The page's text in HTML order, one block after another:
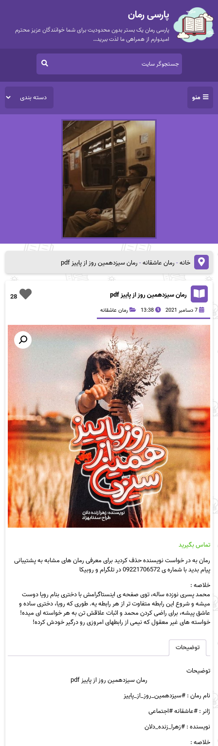
پارسی رمان
پارسی رمان یک بستر بدون محدودیت برای شما خوانندگان عزیز محترم
امیدوارم از همراهی ما لذت ببرید…
منو
خانه-رمان عاشقانه-رمان سیزدهمین روز از پاییز pdf
28 رمان سیزدهمین روز از پاییز pdf
7 دسامبر 2021 13:38 رمان عاشقانه
تماس بگیرید
رمان به در خواست نویسنده حذف کردید برای معرفی رمان های مشابه به پشتیبانی
پیام بدید با شماره ی 09221706572 در تلگرام و روبیکا
خلاصه :
محمد پسری نوزده ساله، توی صفحه ی اینستاگرامش با دختری بنام رویا دوست
میشه و شروع این رابطه متفاوت تر از هر رابطه یه. طوری که رویا، دختری ساده و
عاشق پیشه، برای راضی کردن محمد و اثبات علاقش تن به هر خواسته ای میده!
خواسته های غیر معقول که نیمی از رابطهای امروزی رو درگیر خودش کرده!
توضیحات
توضیحات
رمان سیزدهمین روز از پاییز pdf
نام رمان : #سیزدهمین_روز_از_پاییز
ژانر : #عاشقانه #اجتماعی
نویسنده : #زهرا_زنده_دلان
خلاصه :